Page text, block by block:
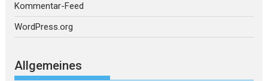
Kommentar-Feed
WordPress.org
Allgemeines